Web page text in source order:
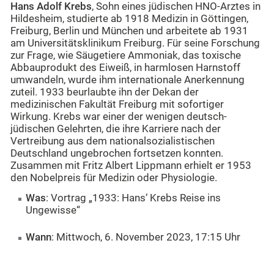
Hans Adolf Krebs, Sohn eines jüdischen HNO-Arztes in
Hildesheim, studierte ab 1918 Medizin in Göttingen,
Freiburg, Berlin und München und arbeitete ab 1931
am Universitätsklinikum Freiburg. Für seine Forschung
zur Frage, wie Säugetiere Ammoniak, das toxische
Abbauprodukt des Eiweiß, in harmlosen Harnstoff
umwandeln, wurde ihm internationale Anerkennung
zuteil. 1933 beurlaubte ihn der Dekan der
medizinischen Fakultät Freiburg mit sofortiger
Wirkung. Krebs war einer der wenigen deutsch-
jüdischen Gelehrten, die ihre Karriere nach der
Vertreibung aus dem nationalsozialistischen
Deutschland ungebrochen fortsetzen konnten.
Zusammen mit Fritz Albert Lippmann erhielt er 1953
den Nobelpreis für Medizin oder Physiologie.
Was: Vortrag „1933: Hans‘ Krebs Reise ins
Ungewisse“
Wann: Mittwoch, 6. November 2023, 17:15 Uhr